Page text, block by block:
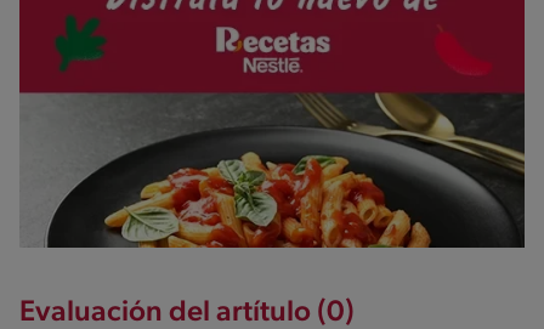
Evaluación del artítulo (0)